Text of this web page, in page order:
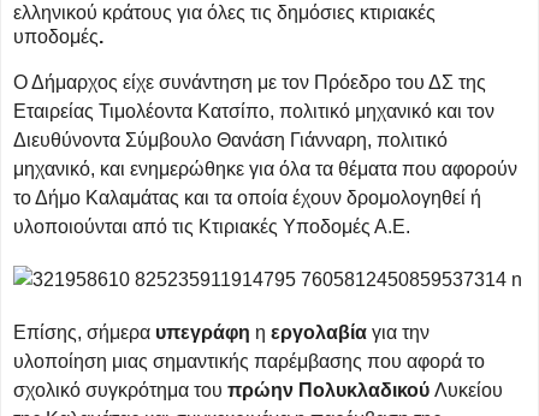
ελληνικού κράτους για όλες τις δημόσιες κτιριακές
υποδομές.
Ο Δήμαρχος είχε συνάντηση με τον Πρόεδρο του ΔΣ της
Εταιρείας Τιμολέοντα Κατσίπο, πολιτικό μηχανικό και τον
Διευθύνοντα Σύμβουλο Θανάση Γιάνναρη, πολιτικό
μηχανικό, και ενημερώθηκε για όλα τα θέματα που αφορούν
το Δήμο Καλαμάτας και τα οποία έχουν δρομολογηθεί ή
υλοποιούνται από τις Κτιριακές Υποδομές Α.Ε.
Επίσης, σήμερα υπεγράφη η εργολαβία για την
υλοποίηση μιας σημαντικής παρέμβασης που αφορά το
σχολικό συγκρότημα του πρώην Πολυκλαδικού Λυκείου